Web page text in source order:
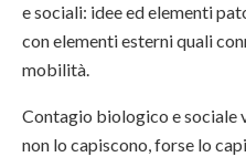
e sociali: idee ed elementi
con elementi esterni quali
mobilità.
Contagio biologico e sociale
non lo capiscono, forse lo